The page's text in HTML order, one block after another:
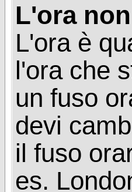
L'ora
L'ora è
l'ora che
un fuso
devi
il fuso
es.